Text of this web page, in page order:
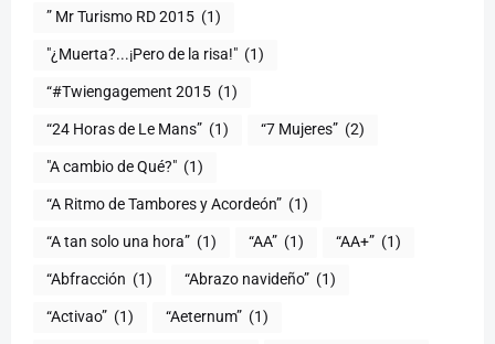
” Mr Turismo RD 2015 (1)
"¿Muerta?...¡Pero de la risa!" (1)
“#Twiengagement 2015 (1)
“24 Horas de Le Mans” (1) “7 Mujeres” (2)
(1)
“A Ritmo de Tambores y Acordeón” (1)
“A tan solo una hora” (1) “AA” (1) “AA+” (1)
“Abfracción (1) “Abrazo navideño” (1)
“Activao” (1) “Aeternum” (1)